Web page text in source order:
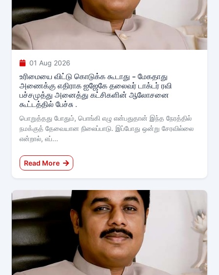
01 Aug 2026
உரிமையை விட்டு கொடுக்க கூடாது - மேகதாது
அணைக்கு எதிராக ஐஜேகே தலைவர் டாக்டர் ரவி
பச்சமுத்து அனைத்து கட்சிகளின் ஆலோசனை
கூட்டத்தில் பேச்சு .
பொறுத்தது போதும், பொங்கி எழு என்பதுதான் இந்த நேரத்தில்
நமக்குத் தேவையான நிலைப்பாடு. இப்போது ஒன்று சேரவில்லை
என்றால், எப்...
Read More